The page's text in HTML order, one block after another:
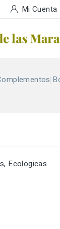
Mi Cuenta
Ecologicas